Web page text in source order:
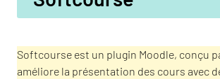
Softcourse est un plugin Moodle, conçu
améliore la présentation des cours avec